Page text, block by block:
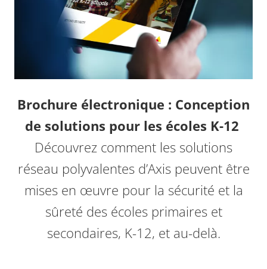
Brochure électronique : Conception
de solutions pour les écoles K-12
Découvrez comment les solutions
réseau polyvalentes d’Axis peuvent être
mises en œuvre pour la sécurité et la
sûreté des écoles primaires et
secondaires, K-12, et au-delà.